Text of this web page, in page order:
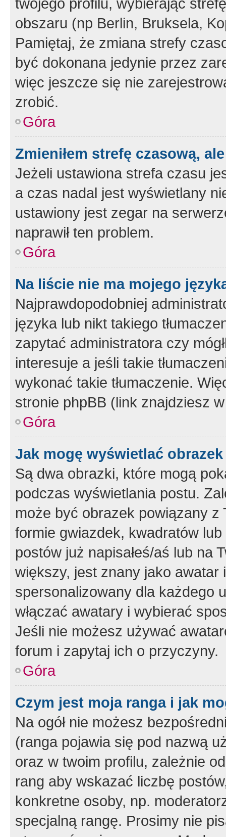
obszaru (np Berlin, Bruksela,
Pamiętaj, że zmiana strefy
być dokonana jedynie przez
więc jeszcze się nie
zrobić.
Góra
Zmieniłem strefę czasową,
Jeżeli ustawiona strefa czasu
a czas nadal jest wyświetlany
ustawiony jest zegar na
naprawił ten problem.
Góra
Na liście nie ma mojego
Najprawdopodobniej
języka lub nikt takiego
zapytać administratora czy
interesuje a jeśli takie
wykonać takie tłumaczenie.
stronie phpBB (link znajdziesz
Góra
Jak mogę wyświetlać
Są dwa obrazki, które mogą
podczas wyświetlania postu.
może być obrazek powiązany z
formie gwiazdek, kwadratów
postów już napisałeś/aś lub na
większy, jest znany jako
spersonalizowany dla każdego
włączać awatary i wybierać
Jeśli nie możesz używać
forum i zapytaj ich o przyczyny.
Góra
Czym jest moja ranga i jak
Na ogół nie możesz
(ranga pojawia się pod nazwą
oraz w twoim profilu, zależnie
rang aby wskazać liczbę
konkretne osoby, np.
specjalną rangę. Prosimy nie